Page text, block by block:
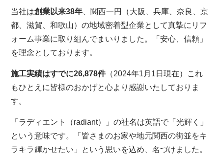
当社は創業以来38年 、関西一円（大阪、兵庫、奈良、京
都、滋賀、和歌山）の地域密着型企業として真摯にリフ
ォーム事業に取り組んでまいりました。「安心、信頼」
を理念としております。
施工実績はすでに26,878件（2024年1月1日現在）これ
もひとえに皆様のおかげと心より感謝いたしておりま
す。
「ラディエント（radiant）」の社名は英語で「光輝く」
という意味です。「皆さまのお家や地元関西の街並をキ
ラキラ輝かせたい」という思いを込め、名づけました。